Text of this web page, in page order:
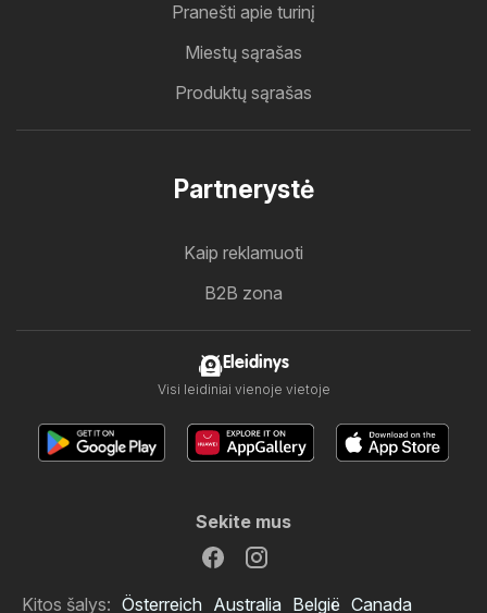
Pranešti apie turinį
Miestų sąrašas
Produktų sąrašas
Partnerystė
Kaip reklamuoti
B2B zona
Eleidinys
Visi leidiniai vienoje vietoje
Sekite mus
Kitos šalys: Österreich Australia België Canada